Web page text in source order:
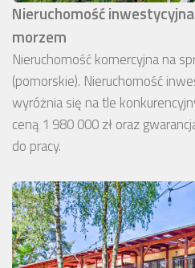
Nieruchomość
morzem
Nieruchomość komercyjna na
(pomorskie). Nieruchomość
wyróżnia się na tle
ceną 1 980 000 zł oraz
do pracy.